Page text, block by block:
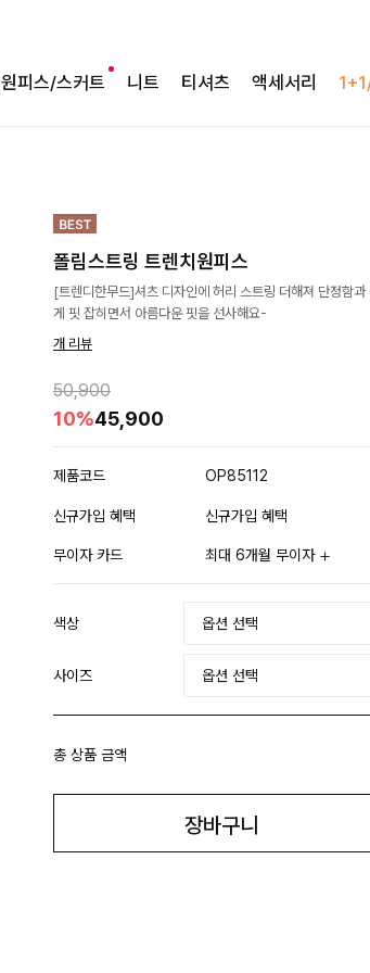
원피스/스커트 니트 티셔츠 액세서리
폴림스트링 트렌치원피스
[트렌디한무드]셔츠 디자인에 허리 스트링 더해져 단정함
게 핏 잡히면서 아름다운 핏을 선사해요-
개 리뷰
50,900
10%45,900
제품코드 OP85112
신규가입 혜택 신규가입 혜택
무이자 카드 최대 6개월 무이자
색상
사이즈
총 상품 금액
장바구니